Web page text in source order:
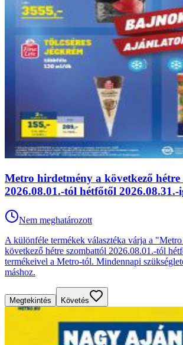
Metro hirdetmény a következő hétre
2026.08.01.-tól hétfőtől 2026.08.31.-
Nem meghatározott
A különféle termékek választéka várja a
következő hétre szombattól 2026.08.01.-tól
termékeivel a Metro-tól. Mindennapi
máshoz.
Megtekintés Követés